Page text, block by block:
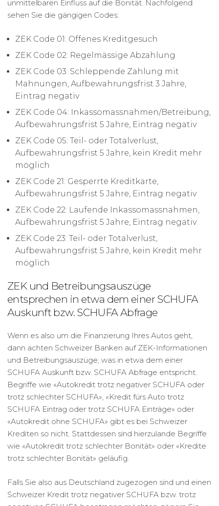
unmittelbaren Einfluss auf die Bonität. Nachfolgend
sehen Sie die gängigen Codes:
ZEK Code 01: Offenes Kreditgesuch
ZEK Code 02: Regelmässige Abzahlung
ZEK Code 03: Schleppende Zahlung mit
Mahnungen, Aufbewahrungsfrist 3 Jahre,
Eintrag negativ
ZEK Code 04: Inkassomassnahmen/Betreibung,
Aufbewahrungsfrist 5 Jahre, Eintrag negativ
ZEK Code 05: Teil- oder Totalverlust,
Aufbewahrungsfrist 5 Jahre, kein Kredit mehr
möglich
ZEK Code 21: Gesperrte Kreditkarte,
Aufbewahrungsfrist 5 Jahre, Eintrag negativ
ZEK Code 22: Laufende Inkassomassnahmen,
Aufbewahrungsfrist 5 Jahre, Eintrag negativ
ZEK Code 23: Teil- oder Totalverlust,
Aufbewahrungsfrist 5 Jahre, kein Kredit mehr
möglich
ZEK und Betreibungsauszüge
entsprechen in etwa dem einer SCHUFA
Auskunft bzw. SCHUFA Abfrage
Wenn es also um die Finanzierung Ihres Autos geht,
dann achten Schweizer Banken auf ZEK-Informationen
und Betreibungsauszüge, was in etwa dem einer
SCHUFA Auskunft bzw. SCHUFA Abfrage entspricht.
Begriffe wie «Autokredit trotz negativer SCHUFA oder
trotz schlechter SCHUFA», «Kredit fürs Auto trotz
SCHUFA Eintrag oder trotz SCHUFA Einträge» oder
«Autokredit ohne SCHUFA» gibt es bei Schweizer
Krediten so nicht. Stattdessen sind hierzulande Begriffe
wie «Autokredit trotz schlechter Bonität» oder «Kredite
trotz schlechter Bonität» geläufig.
Falls Sie also aus Deutschland zugezogen sind und einen
Schweizer Kredit trotz negativer SCHUFA bzw. trotz